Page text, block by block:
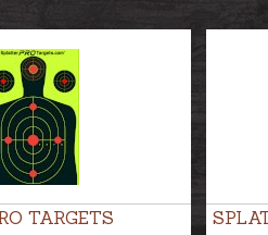
TARGETS